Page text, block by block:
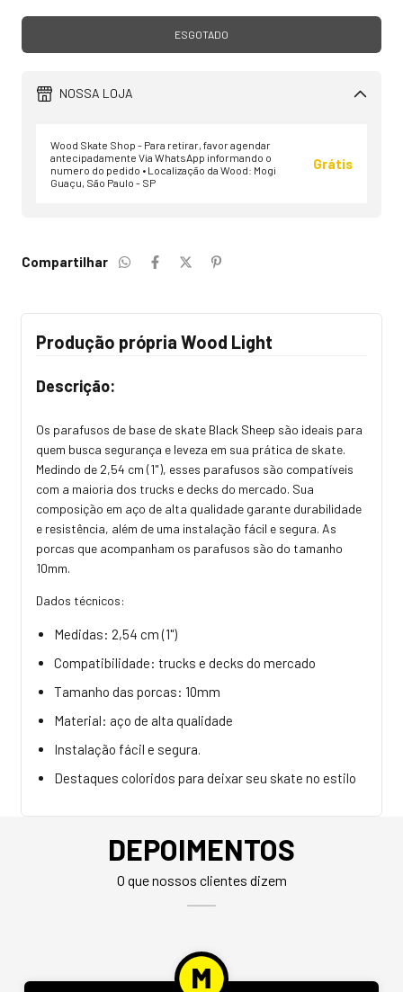
NOSSA LOJA
Wood Skate Shop - Para retirar, favor agendar
antecipadamente Via WhatsApp informando o
numero do pedido • Localização da Wood: Mogi
Guaçu, São Paulo - SP
Grátis
Compartilhar
Produção própria Wood Light
Descrição:
Os parafusos de base de skate Black Sheep são ideais para
quem busca segurança e leveza em sua prática de skate.
Medindo de 2,54 cm (1"), esses parafusos são compatíveis
com a maioria dos trucks e decks do mercado. Sua
composição em aço de alta qualidade garante durabilidade
e resistência, além de uma instalação fácil e segura. As
porcas que acompanham os parafusos são do tamanho
10mm.
Dados técnicos:
Medidas: 2,54 cm (1")
Compatibilidade: trucks e decks do mercado
Tamanho das porcas: 10mm
Material: aço de alta qualidade
Instalação fácil e segura.
Destaques coloridos para deixar seu skate no estilo
DEPOIMENTOS
O que nossos clientes dizem